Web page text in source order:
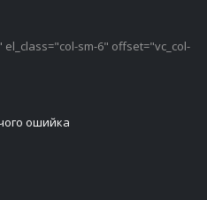
sm-6" offset="vc_col-
ошийка